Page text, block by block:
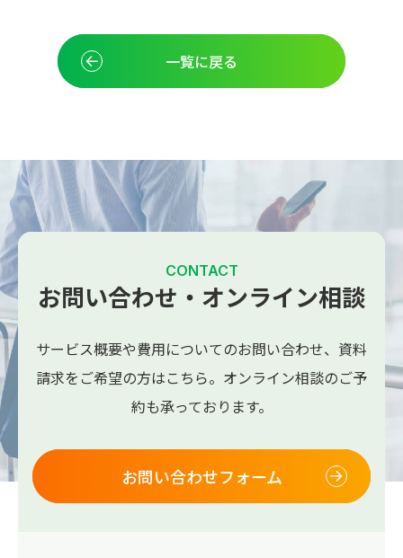
一覧に戻る
CONTACT
お問い合わせ・オンライン相談
サービス概要や費用についてのお問い合わせ、 資料
請求をご希望の方はこちら。 オンライン相談のご予
約も承っております。
お問い合わせフォーム